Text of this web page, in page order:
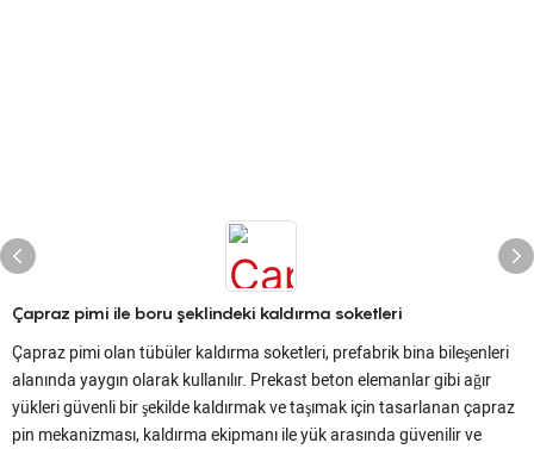
Çapraz pimi ile boru şeklindeki kaldırma soketleri
Çapraz pimi olan tübüler kaldırma soketleri, prefabrik bina bileşenleri
alanında yaygın olarak kullanılır. Prekast beton elemanlar gibi ağır
yükleri güvenli bir şekilde kaldırmak ve taşımak için tasarlanan çapraz
pin mekanizması, kaldırma ekipmanı ile yük arasında güvenilir ve